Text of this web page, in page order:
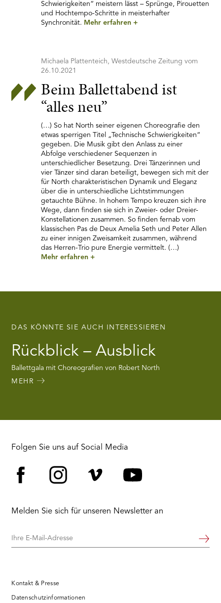
Schwierigkeiten“ meistern lässt – Sprünge, Pirouetten
und Hochtempo-Schritte in meisterhafter
Synchronität. Mehr erfahren +
Michaela Plattenteich, Westdeutsche Zeitung vom
26.10.2021
Beim Ballettabend ist
“alles neu”
(…) So hat North seiner eigenen Choreografie den
etwas sperrigen Titel „Technische Schwierigkeiten“
gegeben. Die Musik gibt den Anlass zu einer
Abfolge verschiedener Sequenzen in
unterschiedlicher Besetzung. Drei Tänzerinnen und
vier Tänzer sind daran beteiligt, bewegen sich mit der
für North charakteristischen Dynamik und Eleganz
über die in unterschiedliche Lichtstimmungen
getauchte Bühne. In hohem Tempo kreuzen sich ihre
Wege, dann finden sie sich in Zweier- oder Dreier-
Konstellationen zusammen. So finden fernab vom
klassischen Pas de Deux Amelia Seth und Peter Allen
zu einer innigen Zweisamkeit zusammen, während
das Herren-Trio pure Energie vermittelt. (…)
Mehr erfahren +
DAS KÖNNTE SIE AUCH INTERESSIEREN
Rückblick – Ausblick
Ballettgala mit Choreografien von Robert North
MEHR
Folgen Sie uns auf Social Media
Melden Sie sich für unseren Newsletter an
Ihre
Weiter
Kontakt & Presse
Datenschutzinformationen